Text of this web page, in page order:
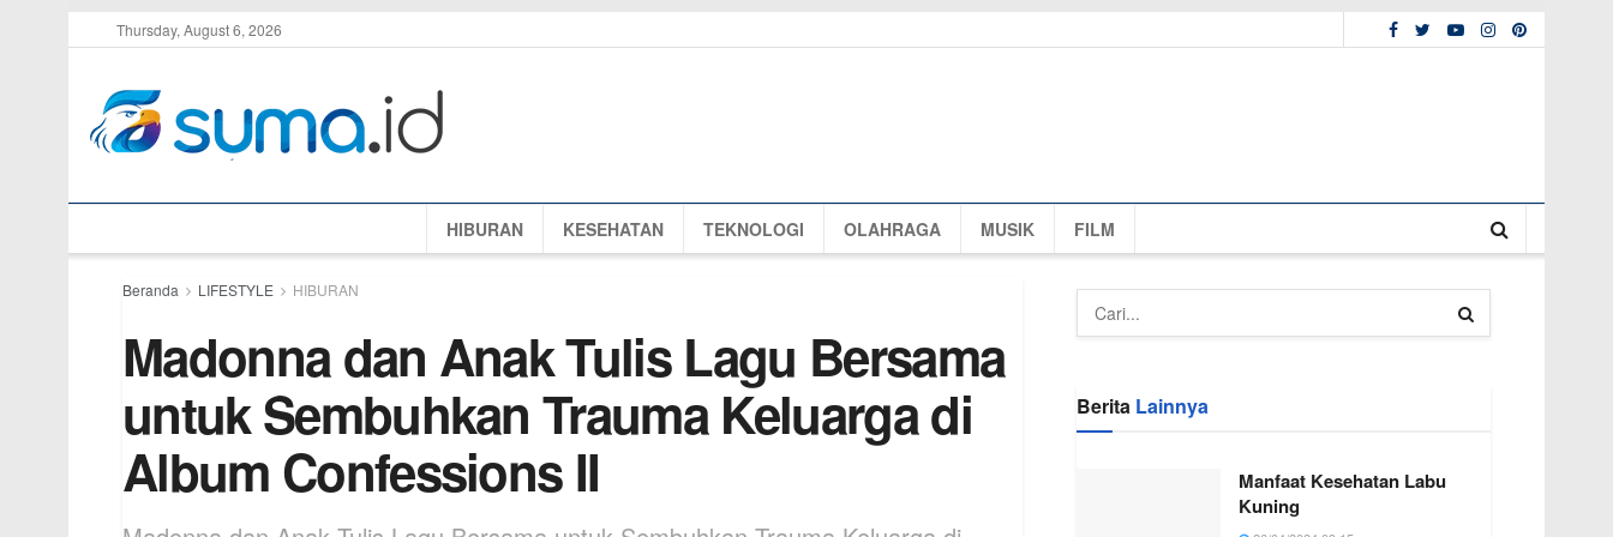
Thursday, August 6, 2026
HIBURAN KESEHATAN TEKNOLOGI OLAHRAGA MUSIK FILM
Beranda LIFESTYLE HIBURAN
Madonna dan Anak Tulis Lagu Bersama
untuk Sembuhkan Trauma Keluarga di
Album Confessions II
Berita Lainnya
Manfaat Kesehatan Labu
Kuning